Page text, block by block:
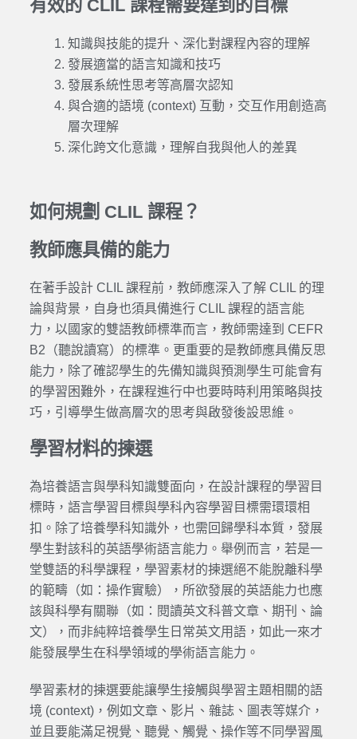
有效的 CLIL 課程需要達到的目標
知識與技能的提升、深化對課程內容的理解
發展適當的語言知識和技巧
發展系統性思考等高層次認知
與合適的語境 (context) 互動，交互作用創造高
層次理解
深化跨文化意識，理解自我與他人的差異
如何規劃 CLIL 課程？
教師應具備的能力
在著手設計 CLIL 課程前，教師應深入了解 CLIL 的理
論與背景，自身也須具備進行 CLIL 課程的語言能
力，以國家的雙語教師標準而言，教師需達到 CEFR
B2（聽說讀寫）的標準。更重要的是教師應具備反思
能力，除了確認學生的先備知識與預測學生可能會有
的學習困難外，在課程進行中也要時時利用策略與技
巧，引導學生做高層次的思考與啟發後設思維。
學習材料的揀選
為培養語言與學科知識雙面向，在設計課程的學習目
標時，語言學習目標與學科內容學習目標需環環相
扣。除了培養學科知識外，也需回歸學科本質，發展
學生對該科的英語學術語言能力。舉例而言，若是一
堂雙語的科學課程，學習素材的揀選絕不能脫離科學
的範疇（如：操作實驗），所欲發展的英語能力也應
該與科學有關聯（如：閱讀英文科普文章、期刊、論
文），而非純粹培養學生日常英文用語，如此一來才
能發展學生在科學領域的學術語言能力。
學習素材的揀選要能讓學生接觸與學習主題相關的語
境 (context)，例如文章、影片、雜誌、圖表等媒介，
並且要能滿足視覺、聽覺、觸覺、操作等不同學習風